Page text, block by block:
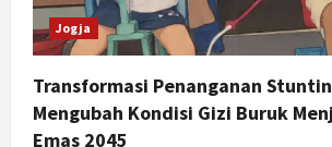
n Jogja
Transformasi Penanganan
Mengubah Kondisi Gizi Buruk
Emas 2045